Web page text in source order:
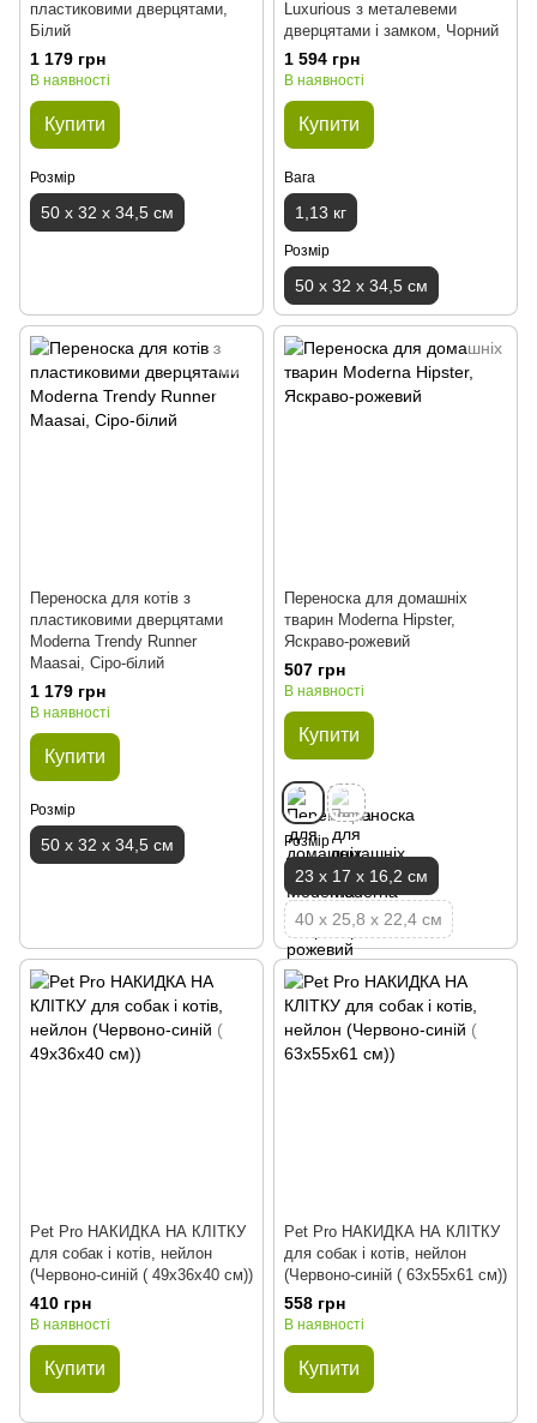
пластиковими дверцятами,
Білий
1 179 грн
В наявності
Купити
Розмір
50 х 32 х 34,5 см
Luxurious з металевеми
дверцятами і замком, Чорний
1 594 грн
В наявності
Купити
Вага
1,13 кг
Розмір
50 х 32 х 34,5 см
Переноска для котів з
пластиковими дверцятами
Moderna Trendy Runner
Maasai, Сіро-білий
1 179 грн
В наявності
Купити
Розмір
50 х 32 х 34,5 см
Переноска для домашніх
тварин Moderna Hipster,
Яскраво-рожевий
507 грн
В наявності
Купити
Розмір
23 х 17 х 16,2 см
40 х 25,8 х 22,4 см
Pet Pro НАКИДКА НА КЛІТКУ
для собак і котів, нейлон
(Червоно-синій ( 49х36х40 см))
410 грн
В наявності
Купити
Pet Pro НАКИДКА НА КЛІТКУ
для собак і котів, нейлон
(Червоно-синій ( 63х55х61 см))
558 грн
В наявності
Купити